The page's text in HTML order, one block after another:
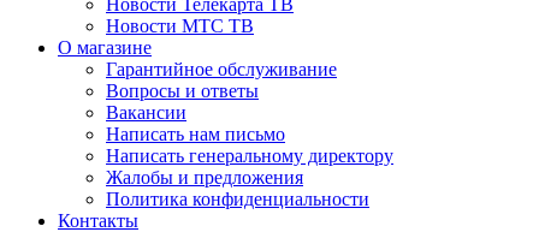
Новости Телекарта ТВ
Новости МТС ТВ
О магазине
Гарантийное обслуживание
Вопросы и ответы
Вакансии
Написать нам письмо
Написать генеральному директору
Жалобы и предложения
Политика конфиденциальности
Контакты